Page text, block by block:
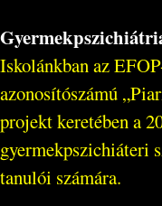
Iskolánkban az
azonosítószámú
projekt keretében a
gyermekpszichiáteri
tanulói számára.